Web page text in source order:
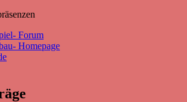
Forum
Homepage